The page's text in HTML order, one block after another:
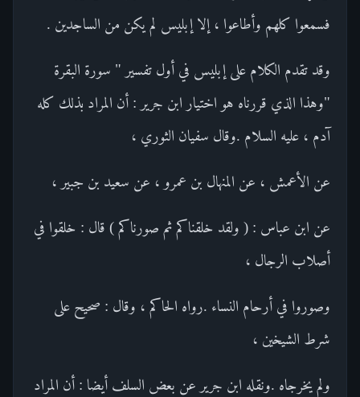
فسمعوا كلهم وأطاعوا ، إلا إبليس لم يكن من الساجدين .
وقد تقدم الكلام على إبليس في أول تفسير " سورة البقرة
"وهذا الذي قررناه هو اختيار ابن جرير : أن المراد بذلك كله
آدم ، عليه السلام .وقال سفيان الثوري ،
عن الأعمش ، عن المنهال بن عمرو ، عن سعيد بن جبير ،
عن ابن عباس : ( ولقد خلقناكم ثم صورناكم ) قال : خلقوا في
أصلاب الرجال ،
وصوروا في أرحام النساء .رواه الحاكم ، وقال : صحيح على
شرط الشيخين ،
ولم يخرجاه .ونقله ابن جرير عن بعض السلف أيضا : أن المراد